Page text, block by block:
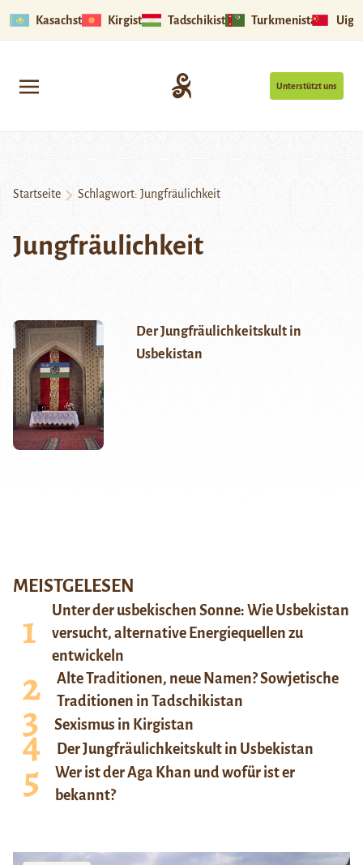
Kasachstan Kirgistan Tadschikistan Turkmenistan
Unterstützt uns
Startseite Schlagwort: Jungfräulichkeit
Jungfräulichkeit
Der Jungfräulichkeitskult in
Usbekistan
MEISTGELESEN
Unter der usbekischen Sonne: Wie Usbekistan
versucht, alternative Energiequellen zu
entwickeln
Alte Traditionen, neue Namen? Sowjetische
Traditionen in Tadschikistan
Sexismus in Kirgistan
Der Jungfräulichkeitskult in Usbekistan
Wer ist der Aga Khan und wofür ist er
bekannt?